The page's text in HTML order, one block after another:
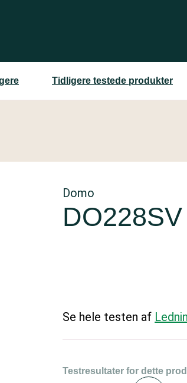
Tidligere testede produkter
Domo
DO228SV
Se hele testen af
Testresultater for dette